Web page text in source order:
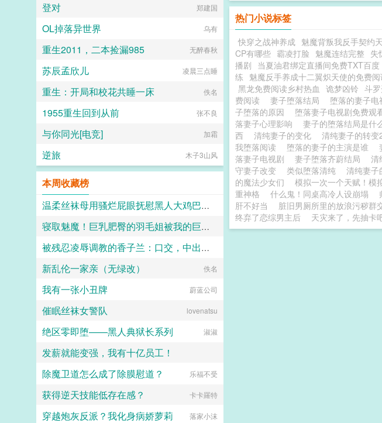
热门小说标签
快穿之战神养成 魅魔背叛我反手契约
CP有哪些 霸凌打脸 魅魔连结完整 失
播剧 当夏油君绑定直播间免费TXT百度
练 魅魔反手养成十二翼炽天使的免费阅
黑龙免费阅读乡村热血 诡梦凶铃 斗
费阅读
妻子堕落结局 堕落的妻子
子堕落的原因
堕落妻子电视剧免费观
落妻子心理影响
妻子的堕落结局是什
西
清纯妻子的变化 清纯妻子的转变
我堕落阅读
堕落的妻子的主演是谁
落妻子电视剧
妻子堕落齐蔚结局 清
守妻子改变
类似堕落清纯 清纯妻子
的魔法少女们
模拟一次一个天赋！模
重神格
什么鬼！同桌高冷人设崩塌
肝不好当
脏旧男厕所里的放浪污秽群
终弃了恋综男主后
天灾来了，先抽卡
登对 郑建国
OL掉落异世界 乌有
重生2011，二本捡漏985 无醉春秋
苏辰孟欣儿 凌晨三点睡
重生：开局和校花共睡一床 佚名
1955重生回到从前 张不良
与你同光[电竞] 加霜
逆旅 木子3山风
本周收藏榜
温柔丝袜母用骚烂屁眼抚慰黑人大鸡巴的淫乱群交摄影记录
寝取魅魔！巨乳肥臀的羽毛姐被我的巨棒寝取干出阿黑颜
Koisheep
被残忍凌辱调教的香子兰：口交，中出，足交，肛交，直至彻底堕落成发情母猫~
通痴道人
新乱伦一家亲（无绿改） 佚名
我有一张小丑牌 蔚蓝公司
催眠丝袜女警队 lovenatsu
绝区零即堕——黑人典狱长系列 淑淑
发薪就能变强，我有十亿员工！
今月曾经照古河
除魔卫道怎么成了除膜慰道？ 乐福不受
获得逆天技能低存在感？ 卡卡羅特
穿越炮灰反派？我化身病娇萝莉 落家小沫